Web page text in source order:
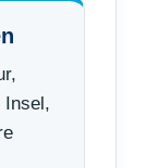
Insel,